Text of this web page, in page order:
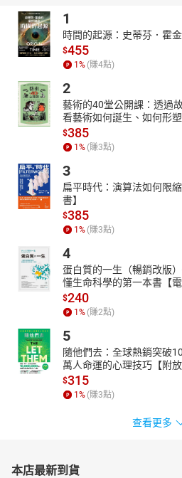
1
時間的起源：史蒂芬．霍
$455
1% (賺4點)
2
藝術的40堂公開課：透過
看藝術如何誕生、如何形
$385
1% (賺3點)
3
扁平時代：演算法如何限
書】
$385
1% (賺3點)
4
蛋白質的一生（暢銷改版
懂生命科學的第一本書【電
$240
1% (賺2點)
5
隨他們去：全球熱銷突破
萬人命運的心理技巧【附
書】
$315
1% (賺3點)
查看更多
本店最新到貨